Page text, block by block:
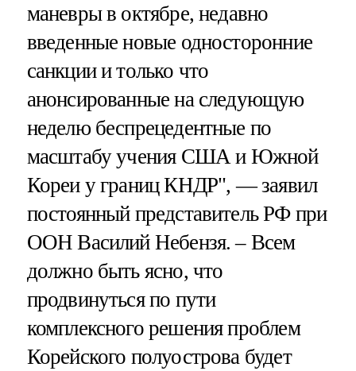
маневры в октябре, недавно
введенные новые односторонние
санкции и только что
анонсированные на следующую
неделю беспрецедентные по
масштабу учения США и Южной
Кореи у границ КНДР", — заявил
постоянный представитель РФ при
ООН Василий Небензя. – Всем
должно быть ясно, что
продвинуться по пути
комплексного решения проблем
Корейского полуострова будет